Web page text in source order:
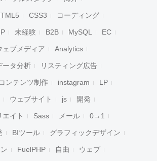
CSS3 コーディング
未経験 B2B MySQL EC
ェブメディア Analytics
ータ分析 リスティング広告
コンテンツ制作 instagram LP
ウェブサイト js 開発
エイト Sass メール 0→1
BIツール グラフィックデザイン
FuelPHP 自由 ウェブ